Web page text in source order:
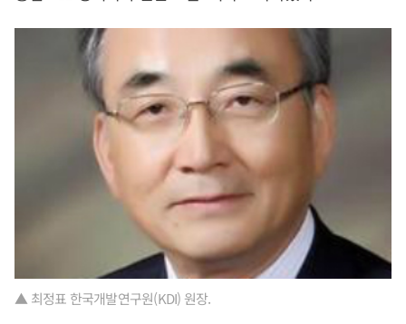
▲ 최정표 한국개발연구원(KDI) 원장.